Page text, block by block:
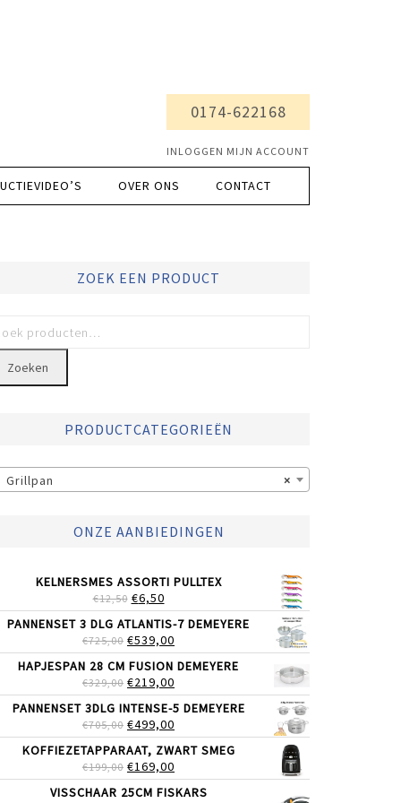
0174-622168
INLOGGEN MIJN ACCOUNT
OVER ONS CONTACT
ZOEK EEN PRODUCT
Zoeken
PRODUCTCATEGORIEËN
×
Grillpan
ONZE AANBIEDINGEN
KELNERSMES ASSORTI PULLTEX
€12,50 OORSPRONKELIJKE
PRIJS
WAS:
€12,50.
€6,50HUIDIGE
PRIJS
IS:
€6,50.
PANNENSET 3 DLG ATLANTIS-7 DEMEYERE
€725,00 OORSPRONKELIJKE
PRIJS
WAS:
€725,00.
€539,00
PRIJS
IS:
€539,00.
HAPJESPAN 28 CM FUSION DEMEYERE
€329,00 OORSPRONKELIJKE
PRIJS
WAS:
€329,00.
€219,00
PRIJS
IS:
€219,00.
PANNENSET 3DLG INTENSE-5 DEMEYERE
€705,00 OORSPRONKELIJKE
PRIJS
WAS:
€705,00.
€499,00
PRIJS
IS:
€499,00.
KOFFIEZETAPPARAAT, ZWART SMEG
€199,00 OORSPRONKELIJKE
PRIJS
WAS:
€169,00
PRIJS
IS:
VISSCHAAR 25CM FISKARS